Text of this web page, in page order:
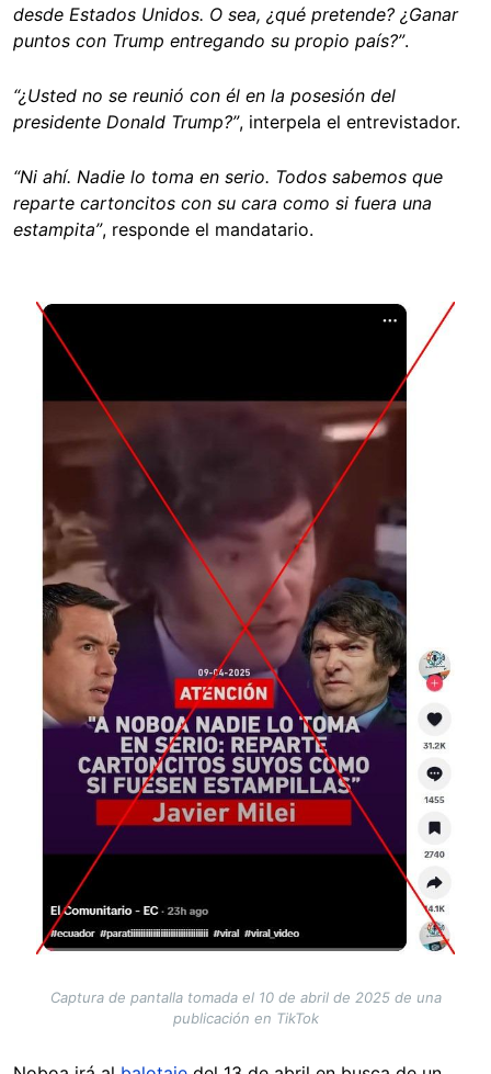
desde Estados Unidos. O sea, ¿qué pretende? ¿Ganar
puntos con Trump entregando su propio país?”.
“¿Usted no se reunió con él en la posesión del
presidente Donald Trump?”, interpela el entrevistador.
“Ni ahí. Nadie lo toma en serio. Todos sabemos que
reparte cartoncitos con su cara como si fuera una
estampita”, responde el mandatario.
Image
Captura de pantalla tomada el 10 de abril de 2025 de una
publicación en TikTok